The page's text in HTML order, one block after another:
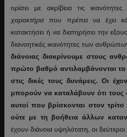
ορίσει με ακρίβεια τις
χαρακτήραπου πρέπει να έχει
κατακτήσει ή να διατηρήσει την
διανοητικές ικανότητες των
διάνοιας διακρίνουμε στους
πρώτο βαθμό αντιλαμβάνονται
στις δικές τους δυνάμεις. Οι
μπορούν να καταλάβουν ότι τους
αυτοί που βρίσκονται στον
ούτε με τη βοήθεια άλλων
έχουν διάνοια υψηλότατη, οι